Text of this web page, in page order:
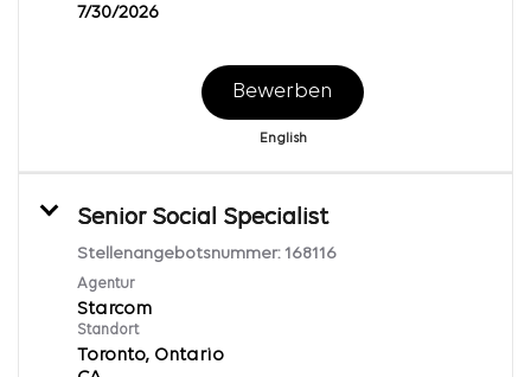
7/30/2026
Bewerben
English
Senior Social Specialist
Stellenangebotsnummer: 168116
Agentur
Starcom
Standort
Toronto, Ontario